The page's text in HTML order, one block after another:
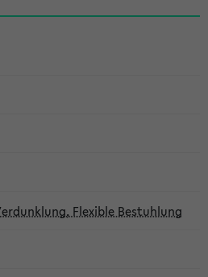
Flexible Bestuhlung